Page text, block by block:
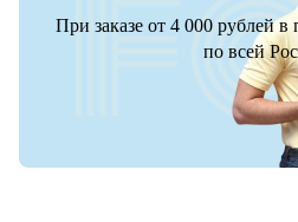
При заказе от 4 000 рублей
по всей